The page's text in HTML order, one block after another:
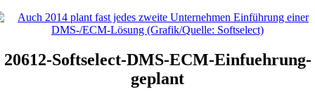
20612-Softselect-DMS-ECM-Einfuehrung-
geplant